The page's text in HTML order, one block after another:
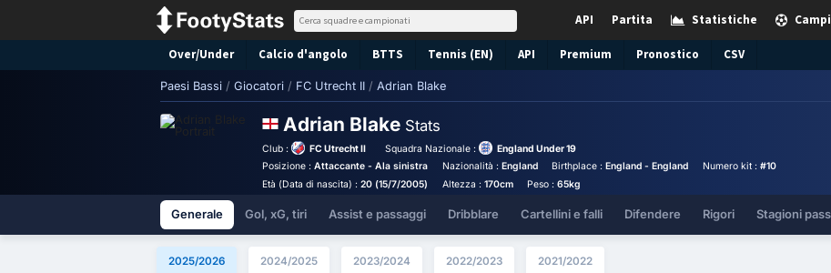
Statistiche
Partita
API
Over/Under Calcio d'angolo BTTS Tennis (EN) API Premium Pronostico CSV
Paesi Bassi / Giocatori / FC Utrecht II / Adrian Blake
Adrian Blake Stats
Club : FC Utrecht II Squadra Nazionale :
England Under 19
Posizione :Attaccante - Ala sinistra Nazionalità : England Birthplace :England - England Numero kit : #10
Età (Data di nascita) :20 (15/7/2005) Altezza : 170cm Peso :65kg
Generale Gol, xG, tiri Assist e passaggi Dribblare Cartellini e falli Difendere Rigori Stagioni
2025/2026 2024/2025 2023/2024 2022/2023 2021/2022